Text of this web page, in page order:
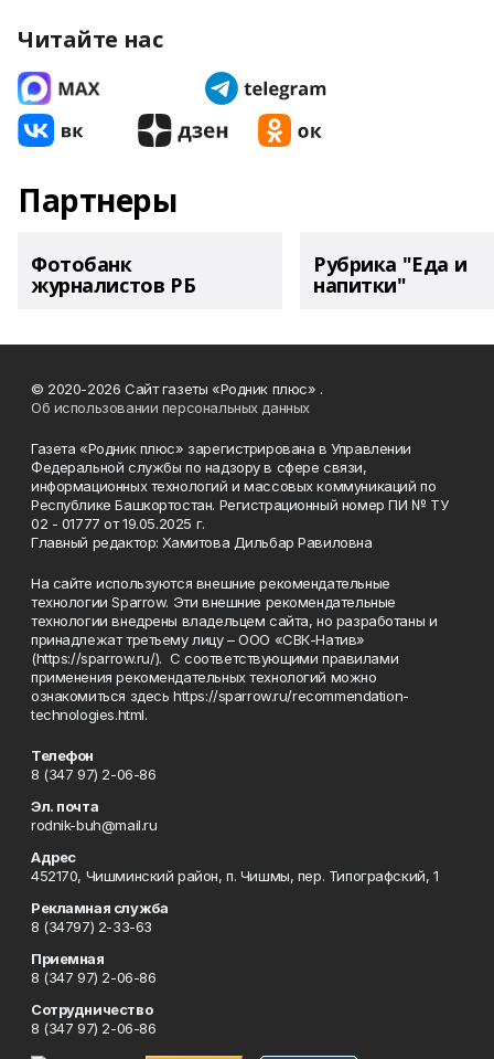
Читайте нас
Партнеры
Фотобанк
журналистов РБ
Рубрика "Еда и
напитки"
© 2020-2026 Сайт газеты «Родник плюс» .
Об использовании персональных данных
Газета «Родник плюс» зарегистрирована в Управлении
Федеральной службы по надзору в сфере связи,
информационных технологий и массовых коммуникаций по
Республике Башкортостан. Регистрационный номер ПИ № ТУ
02 - 01777 от 19.05.2025 г.
Главный редактор: Хамитова Дильбар Равиловна
На сайте используются внешние рекомендательные
технологии Sparrow. Эти внешние рекомендательные
технологии внедрены владельцем сайта, но разработаны и
принадлежат третьему лицу – ООО «СВК-Натив»
(https://sparrow.ru/). С соответствующими правилами
применения рекомендательных технологий можно
ознакомиться здесь https://sparrow.ru/recommendation-
technologies.html.
Телефон
8 (347 97) 2-06-86
Эл. почта
rodnik-buh@mail.ru
Адрес
452170, Чишминский район, п. Чишмы, пер. Типографский, 1
Рекламная служба
8 (34797) 2-33-63
Приемная
8 (347 97) 2-06-86
Сотрудничество
8 (347 97) 2-06-86